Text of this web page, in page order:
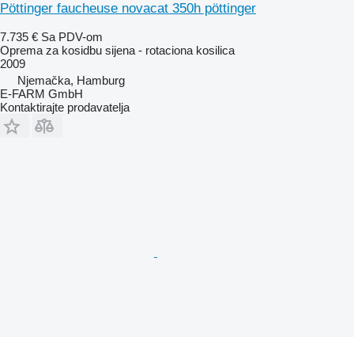
Pöttinger faucheuse novacat 350h pöttinger
7.735 € Sa PDV-om
Oprema za kosidbu sijena - rotaciona kosilica
2009
Njemačka, Hamburg
E-FARM GmbH
Kontaktirajte prodavatelja